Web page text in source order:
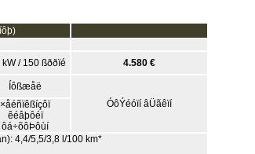
kW / 150 ßððïé 4.580 €
Íôßæåë
ÓôÝéóïí âÜãêïí
×åéñïêßíçôï
êéâþôéï
ôá÷õôÞôùí
4,4/5,5/3,8 l/100 km*